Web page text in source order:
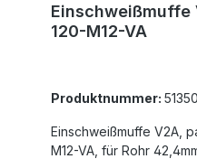
Einschweißmuffe
120-M12-VA
Produktnummer:
Einschweißmuffe V2A,
M12-VA, für Rohr